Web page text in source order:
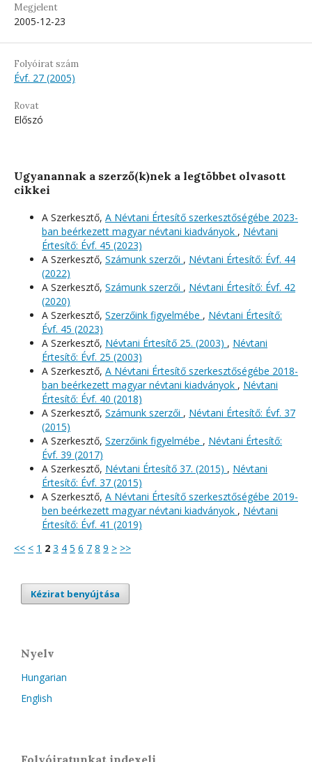
Megjelent
2005-12-23
Folyóirat szám
Évf. 27 (2005)
Rovat
Előszó
Ugyanannak a szerző(k)nek a legtöbbet olvasott
cikkei
A Szerkesztő, A Névtani Értesítő szerkesztőségébe 2023-
ban beérkezett magyar névtani kiadványok , Névtani
Értesítő: Évf. 45 (2023)
A Szerkesztő, Számunk szerzői , Névtani Értesítő: Évf. 44
(2022)
A Szerkesztő, Számunk szerzői , Névtani Értesítő: Évf. 42
(2020)
A Szerkesztő, Szerzőink figyelmébe , Névtani Értesítő:
Évf. 45 (2023)
A Szerkesztő, Névtani Értesítő 25. (2003) , Névtani
Értesítő: Évf. 25 (2003)
A Szerkesztő, A Névtani Értesítő szerkesztőségébe 2018-
ban beérkezett magyar névtani kiadványok , Névtani
Értesítő: Évf. 40 (2018)
A Szerkesztő, Számunk szerzői , Névtani Értesítő: Évf. 37
(2015)
A Szerkesztő, Szerzőink figyelmébe , Névtani Értesítő:
Évf. 39 (2017)
A Szerkesztő, Névtani Értesítő 37. (2015) , Névtani
Értesítő: Évf. 37 (2015)
A Szerkesztő, A Névtani Értesítő szerkesztőségébe 2019-
ben beérkezett magyar névtani kiadványok , Névtani
Értesítő: Évf. 41 (2019)
<< < 1 2 3 4 5 6 7 8 9 > >>
Kézirat benyújtása
Nyelv
Hungarian
English
Folyóiratunkat indexeli